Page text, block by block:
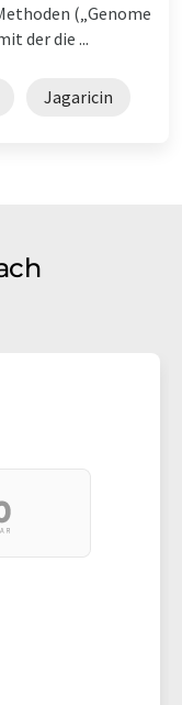
(„Genome
der die ...
Jagaricin